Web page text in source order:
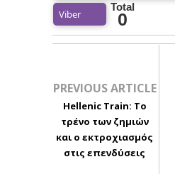
Viber
Total
0
PREVIOUS ARTICLE
Hellenic Train: Το
τρένο των ζημιών
και ο εκτροχιασμός
στις επενδύσεις